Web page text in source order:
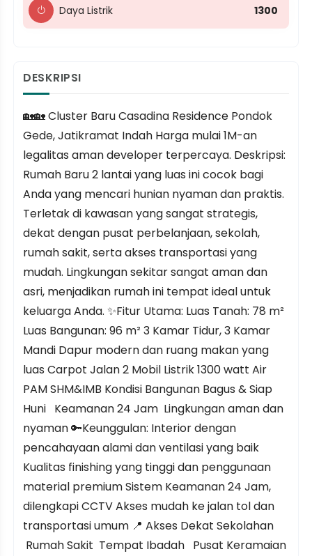
Daya Listrik 1300
DESKRIPSI
🏡🏡 Cluster Baru Casadina Residence Pondok
Gede, Jatikramat Indah Harga mulai 1M-an
legalitas aman developer terpercaya. Deskripsi:
Rumah Baru 2 lantai yang luas ini cocok bagi
Anda yang mencari hunian nyaman dan praktis.
Terletak di kawasan yang sangat strategis,
dekat dengan pusat perbelanjaan, sekolah,
rumah sakit, serta akses transportasi yang
mudah. Lingkungan sekitar sangat aman dan
asri, menjadikan rumah ini tempat ideal untuk
keluarga Anda. ✨Fitur Utama: Luas Tanah: 78 m²
Luas Bangunan: 96 m² 3 Kamar Tidur, 3 Kamar
Mandi Dapur modern dan ruang makan yang
luas Carpot Jalan 2 Mobil Listrik 1300 watt Air
PAM SHM&IMB Kondisi Bangunan Bagus & Siap
Huni Keamanan 24 Jam Lingkungan aman dan
nyaman 🔑Keunggulan: Interior dengan
pencahayaan alami dan ventilasi yang baik
Kualitas finishing yang tinggi dan penggunaan
material premium Sistem Keamanan 24 Jam,
dilengkapi CCTV Akses mudah ke jalan tol dan
transportasi umum 📍 Akses Dekat Sekolahan
Rumah Sakit Tempat Ibadah Pusat Keramaian